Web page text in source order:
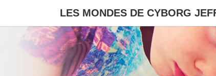
LES MONDES DE CYBORG